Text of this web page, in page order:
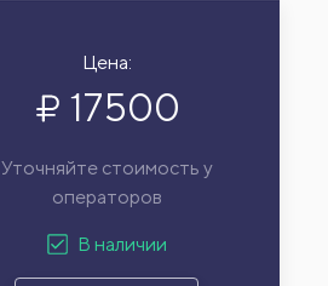
Цена:
17500
Уточняйте стоимость у
операторов
В наличии